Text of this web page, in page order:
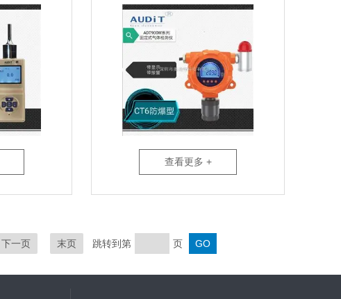
查看更多 +
下一页 末页 跳转到第 页